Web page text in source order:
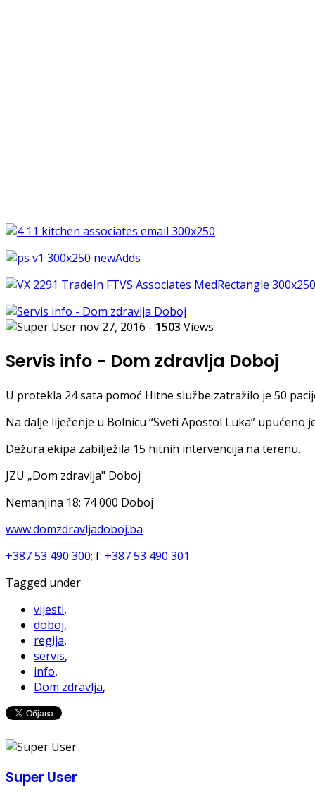
nov 27, 2016 - 1503 Views
Servis info - Dom zdravlja Doboj
U protekla 24 sata pomoć Hitne službe zatražilo je 50
Na dalje liječenje u Bolnicu “Sveti Apostol Luka” upućeno
Dežura ekipa zabilježila 15 hitnih intervencija na terenu.
JZU „Dom zdravlja" Doboj
Nemanjina 18; 74 000 Doboj
www.domzdravljadoboj.ba
+387 53 490 300; f: +387 53 490 301
Tagged under
vijesti,
doboj,
regija,
servis,
info,
Dom zdravlja,
Super User